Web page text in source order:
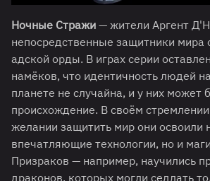
Ночные Стражи — жители Аргент
непосредственные защитники мира
адской орды. В играх серии
намёков, что идентичность людей
планете не случайна, и у них может
происхождение. В своём
желании защитить мир они освоили
впечатляющие технологии, но и
Призраков — например, научились
драконов, которых могли седлать